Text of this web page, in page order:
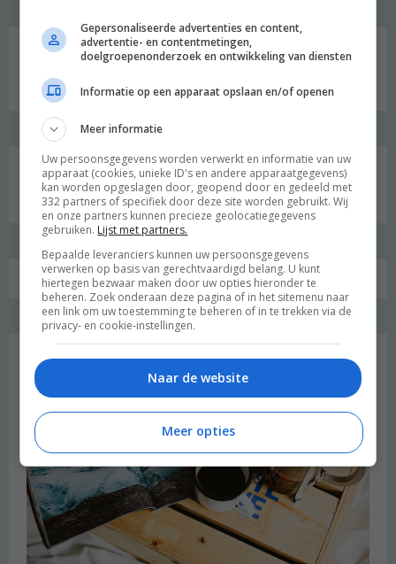
Social media
Zoeken
naar:
Favoriet
Gepersonaliseerde advertenties en content,
advertentie- en contentmetingen,
doelgroepenonderzoek en ontwikkeling van diensten
Informatie op een apparaat opslaan en/of openen
Meer informatie
Uw persoonsgegevens worden verwerkt en informatie van uw
apparaat (cookies, unieke ID's en andere apparaatgegevens)
kan worden opgeslagen door, geopend door en gedeeld met
332 partners of specifiek door deze site worden gebruikt. Wij
en onze partners kunnen precieze geolocatiegegevens
gebruiken. Lijst met partners.
Bepaalde leveranciers kunnen uw persoonsgegevens
verwerken op basis van gerechtvaardigd belang. U kunt
hiertegen bezwaar maken door uw opties hieronder te
beheren. Zoek onderaan deze pagina of in het sitemenu naar
een link om uw toestemming te beheren of in te trekken via de
privacy- en cookie-instellingen.
Naar de website
Meer opties